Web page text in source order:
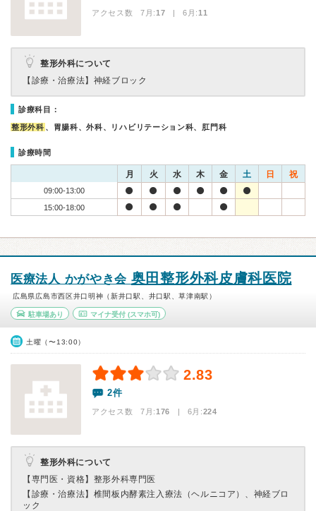
アクセス数 7月:17 | 6月:11
整形外科について
【診療・治療法】 神経ブロック
診療科目：
整形外科 、胃腸科、外科、リハビリテーション科、肛門科
診療時間
月 火 水 木 金 土 日 祝
09:00-13:00
15:00-18:00
医療法人 かがやき会 奥田整形外科皮膚科医院
広島県広島市西区井口明神（新井口駅、井口駅、草津南駅）
駐車場あり マイナ受付(スマホ可)
土曜（〜13:00）
2.83
2件
アクセス数 7月:176 | 6月:224
整形外科について
【専門医・資格】 整形外科専門医
【診療・治療法】 椎間板内酵素注入療法（ヘルニコア）、神経ブロ
ック